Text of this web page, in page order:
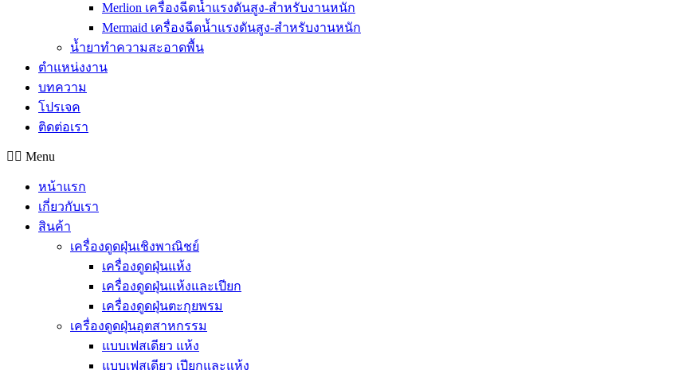
Merlion เครื่องฉีดน้ำแรงดันสูง-สำหรับงานหนัก
Mermaid เครื่องฉีดน้ำแรงดันสูง-สำหรับงานหนัก
น้ำยาทำความสะอาดพื้น
ตำแหน่งงาน
บทความ
โปรเจค
ติดต่อเรา
Menu
หน้าแรก
เกี่ยวกับเรา
สินค้า
เครื่องดูดฝุ่นเชิงพาณิชย์
เครื่องดูดฝุ่นแห้ง
เครื่องดูดฝุ่นแห้งและเปียก
เครื่องดูดฝุ่นตะกุยพรม
เครื่องดูดฝุ่นอุตสาหกรรม
แบบเฟสเดียว แห้ง
แบบเฟสเดียว เปียกและแห้ง